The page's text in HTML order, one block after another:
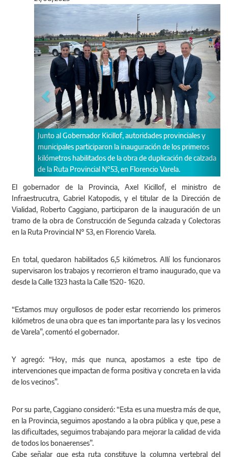
provinciales y
de los primeros
duplicación de calzada
Varela.
El Inspector de la Obra Vial, Omar Farias,
autoridades los diferentes trabajos que se
corredor..
Anterior
El gobernador de la Provincia, Axel Kicillof, el ministro de
Infraestrucutra, Gabriel Katopodis, y el titular de la Dirección de
Vialidad, Roberto Caggiano, participaron de la inauguración de un
tramo de la obra de Construcción de Segunda calzada y Colectoras
en la Ruta Provincial N° 53, en Florencio Varela.
En total, quedaron habilitados 6,5 kilómetros. Allí los funcionaros
supervisaron los trabajos y recorrieron el tramo inaugurado, que va
desde la Calle 1323 hasta la Calle 1520- 1620.
“Estamos muy orgullosos de poder estar recorriendo los primeros
kilómetros de una obra que es tan importante para las y los vecinos
de Varela”, comentó el gobernador.
Y agregó: “Hoy, más que nunca, apostamos a este tipo de
intervenciones que impactan de forma positiva y concreta en la vida
de los vecinos”.
Por su parte, Caggiano consideró: “Esta es una muestra más de que,
en la Provincia, seguimos apostando a la obra pública y que, pese a
las dificultades, seguimos trabajando para mejorar la calidad de vida
de todos los bonaerenses”.
Cabe señalar que esta ruta constituye la columna vertebral del